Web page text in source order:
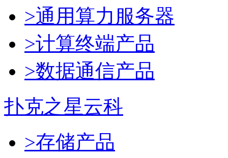
>通用算力服务器
>计算终端产品
>数据通信产品
扑克之星云科
>存储产品